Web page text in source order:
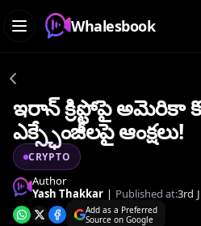
Whalesbook
ఇరాన్ క్రిప్టోపై అమెరికా
ఎక్స్ఛేంజీలపై ఆంక్షలు!
CRYPTO
Author
Yash Thakkar | Published at:3rd
Add as a Preferred
Source on Google